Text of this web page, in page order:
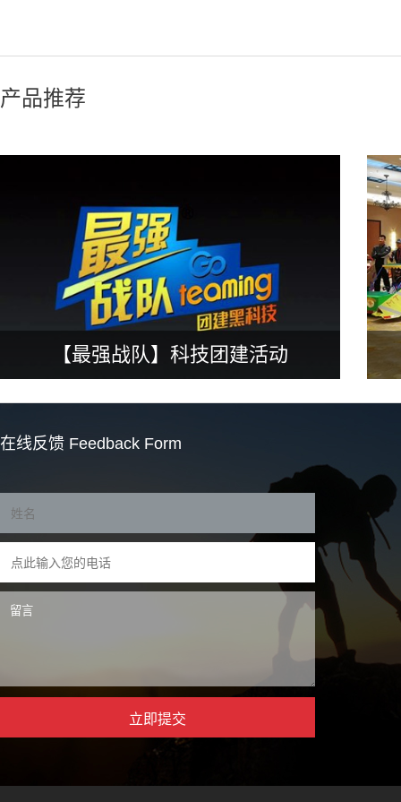
产品推荐
【最强战队】科技团建活动
在线反馈 Feedback Form